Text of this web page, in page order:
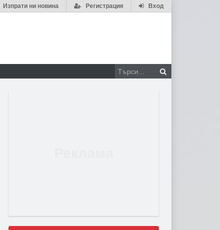
Вход
Регистрация
Изпрати ни новина